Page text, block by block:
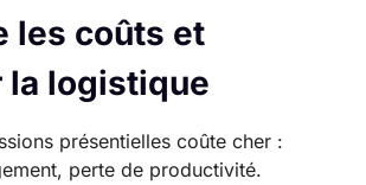
les coûts et
logistique
présentielles coûte cher :
perte de productivité.